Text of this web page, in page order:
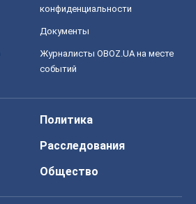
конфиденциальности
Документы
Журналисты OBOZ.UA на месте
событий
Политика
Расследования
Общество